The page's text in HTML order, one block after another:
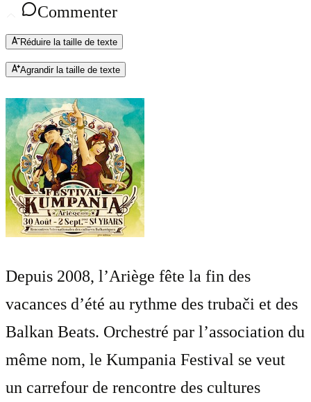
Commenter
Réduire la taille de texte
Agrandir la taille de texte
Depuis 2008, l’Ariège fête la fin des
vacances d’été au rythme des trubači et des
Balkan Beats. Orchestré par l’association du
même nom, le Kumpania Festival se veut
un carrefour de rencontre des cultures